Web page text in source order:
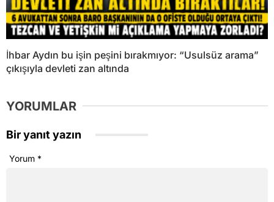
İhbar Aydın bu işin peşini bırakmıyor: “Usulsüz arama”
çıkışıyla devleti zan altında
YORUMLAR
Bir yanıt yazın
Yorum *